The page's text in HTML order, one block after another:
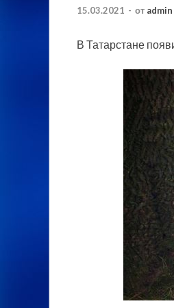
15.03.2021 - от admin
В Татарстане